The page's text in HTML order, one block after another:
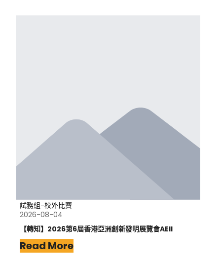
試務組-校外比賽
2026-08-04
【轉知】2026第6屆香港亞洲創新發明展覽會AEII
Read More